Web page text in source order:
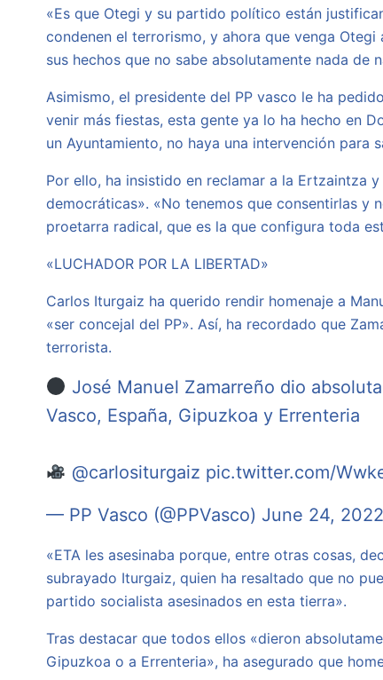
«Es que Otegi y su partido político están
condenen el terrorismo, y ahora que venga
sus hechos que no sabe absolutamente nada de
Asimismo, el presidente del PP vasco le ha
venir más fiestas, esta gente ya lo ha hecho en
un Ayuntamiento, no haya una intervención para
Por ello, ha insistido en reclamar a la Ertzaintza
democráticas». «No tenemos que consentirlas y
proetarra radical, que es la que configura toda
«LUCHADOR POR LA LIBERTAD»
Carlos Iturgaiz ha querido rendir homenaje a
«ser concejal del PP». Así, ha recordado que
terrorista.
José Manuel Zamarreño dio
Vasco, España, Gipuzkoa y Errenteria
@carlositurgaiz pic.twitter.com/
— PP Vasco (@PPVasco) June 24, 2022
«ETA les asesinaba porque, entre otras cosas,
subrayado Iturgaiz, quien ha resaltado que no
partido socialista asesinados en esta tierra».
Tras destacar que todos ellos «dieron
Gipuzkoa o a Errenteria», ha asegurado que